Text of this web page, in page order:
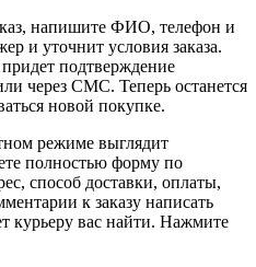
напишите ФИО, телефон и
и уточнит условия заказа.
придет подтверждение
через СМС. Теперь останется
новой покупке.
режиме выглядит
полностью форму по
способ доставки, оплаты,
к заказу написать
курьеру вас найти. Нажмите